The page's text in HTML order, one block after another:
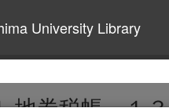
University Library